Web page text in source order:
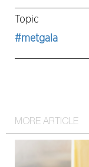
Topic
#metgala
MORE ARTICLE